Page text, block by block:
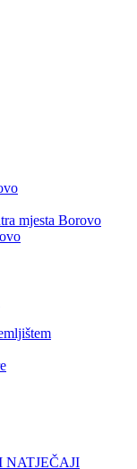
mjesta Borovo
NATJEČAJI